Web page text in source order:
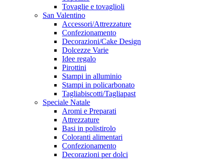
Tovaglie e tovaglioli
San Valentino
Accessori/Attrezzature
Confezionamento
Decorazioni/Cake Design
Dolcezze Varie
Idee regalo
Pirottini
Stampi in alluminio
Stampi in policarbonato
Tagliabiscotti/Tagliapast
Speciale Natale
Aromi e Preparati
Attrezzature
Basi in polistirolo
Coloranti alimentari
Confezionamento
Decorazioni per dolci